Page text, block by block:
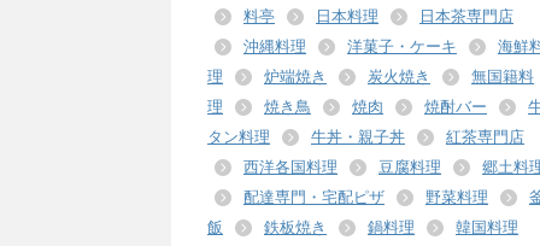
料亭
日本料理
日本茶専門店
沖縄料理
洋菓子・ケーキ
海鮮
理
炉端焼き 炭火焼き
無国籍料
理
焼き鳥 焼肉 焼酎バー
タン料理
牛丼・親子丼
紅茶専門店
西洋各国料理
豆腐料理
郷土料
配達専門・宅配ピザ
野菜料理
飯
鉄板焼き 鍋料理
韓国料理